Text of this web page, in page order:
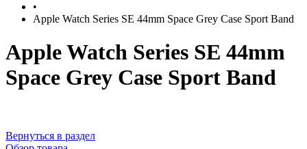
•
Apple Watch Series SE 44mm Space Grey Case Sport Band
Apple Watch Series SE 44mm
Space Grey Case Sport Band
Вернуться в раздел